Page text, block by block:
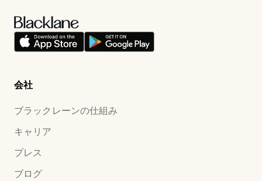
会社
ブラックレーンの仕組み
キャリア
プレス
ブログ